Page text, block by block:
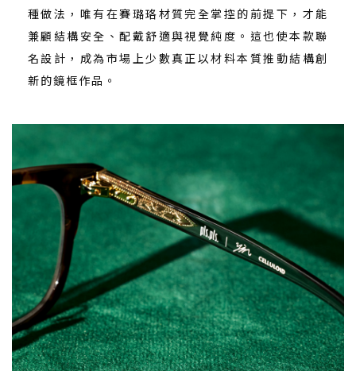
種做法，唯有在賽璐珞材質完全掌控的前提下，才能
兼顧結構安全、配戴舒適與視覺純度。這也使本款聯
名設計，成為市場上少數真正以材料本質推動結構創
新的鏡框作品。